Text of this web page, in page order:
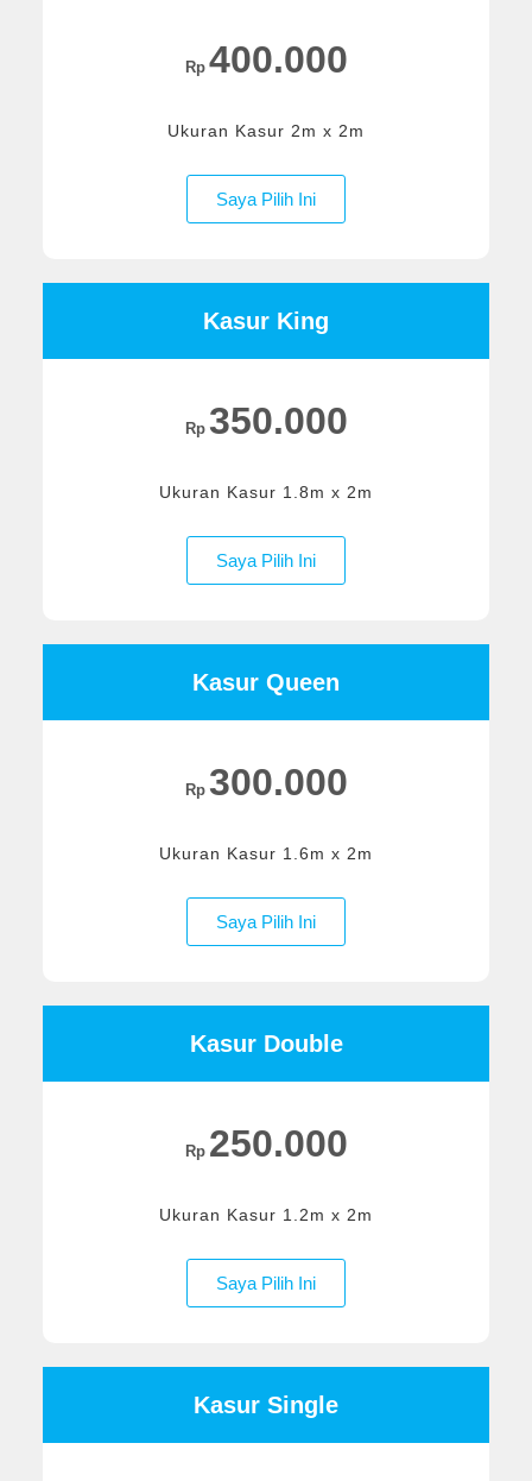
Rp 400.000
Ukuran Kasur 2m x 2m
Saya Pilih Ini
Kasur King
Rp 350.000
Ukuran Kasur 1.8m x 2m
Saya Pilih Ini
Kasur Queen
Rp 300.000
Ukuran Kasur 1.6m x 2m
Saya Pilih Ini
Kasur Double
Rp 250.000
Ukuran Kasur 1.2m x 2m
Saya Pilih Ini
Kasur Single